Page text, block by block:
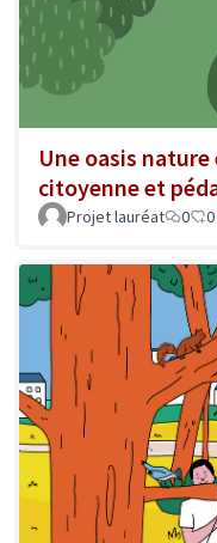
Une oasis
citoyenne et
Projet lauréat 0 0